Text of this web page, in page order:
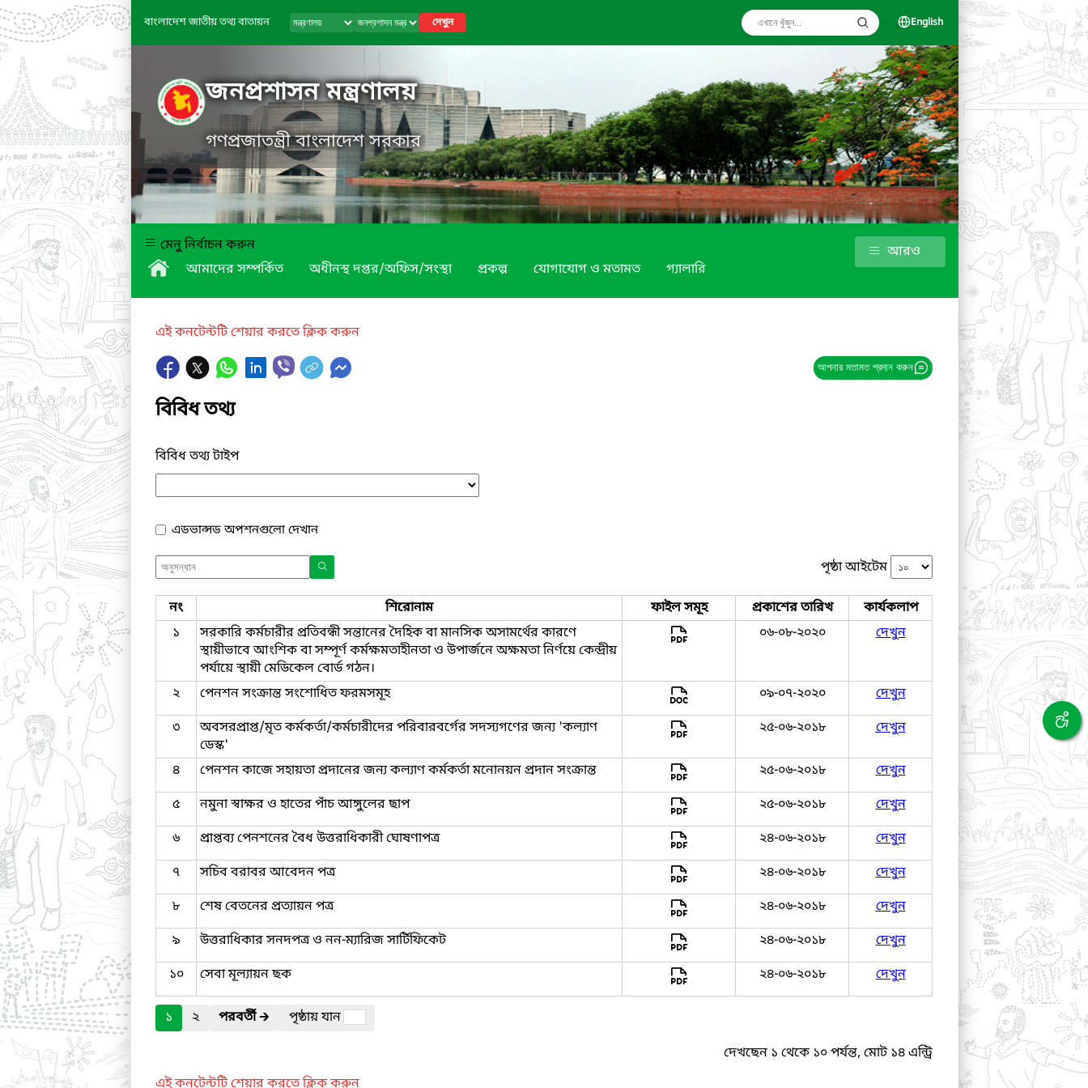
বাংলাদেশ জাতীয় তথ্য বাতায়ন দেখুন English
জনপ্রশাসন মন্ত্রণালয়
গণপ্রজাতন্ত্রী বাংলাদেশ সরকার
মেনু নির্বাচন করুন
আমাদের সম্পর্কিত
অধীনস্থ দপ্তর/অফিস/সংস্থা প্রকল্প যোগাযোগ ও মতামত গ্যালারি
আরও
এই কনটেন্টটি শেয়ার করতে ক্লিক করুন
আপনার মতামত প্রদান করুন
বিবিধ তথ্য
বিবিধ তথ্য টাইপ
এডভান্সড অপশনগুলো দেখান
পৃষ্ঠা আইটেম
নং শিরোনাম ফাইল সমূহ প্রকাশের তারিখ
কার্যকলাপ
১
সরকারি কর্মচারীর প্রতিবন্ধী সন্তানের দৈহিক বা মানসিক অসামর্থের কারণে
স্থায়ীভাবে আংশিক বা সম্পূর্ণ কর্মক্ষমতাহীনতা ও উপার্জনে অক্ষমতা নির্ণয়ে কেন্দ্রীয়
পর্যায়ে স্থায়ী মেডিকেল বোর্ড গঠন।
০৬-০৮-২০২০ দেখুন
২ পেনশন সংক্রান্ত সংশোধিত ফরমসমূহ ০৯-০৭-২০২০
দেখুন
৩
অবসরপ্রাপ্ত/মৃত কর্মকর্তা/কর্মচারীদের পরিবারবর্গের সদস্যগণের জন্য 'কল্যাণ
ডেস্ক'
২৫-০৬-২০১৮ দেখুন
৪ পেনশন কাজে সহায়তা প্রদানের জন্য কল্যাণ কর্মকর্তা মনোনয়ন প্রদান সংক্রান্ত ২৫-০৬-২০১৮
দেখুন
৫
নমুনা স্বাক্ষর ও হাতের পাঁচ আঙ্গুলের ছাপ ২৫-০৬-২০১৮
দেখুন
৬
প্রাপ্তব্য পেনশনের বৈধ উত্তরাধিকারী ঘোষণাপত্র ২৪-০৬-২০১৮
দেখুন
৭
সচিব বরাবর আবেদন পত্র ২৪-০৬-২০১৮
দেখুন
৮
শেষ বেতনের প্রত্যায়ন পত্র ২৪-০৬-২০১৮
দেখুন
৯
উত্তরাধিকার সনদপত্র ও নন-ম্যারিজ সার্টিফিকেট ২৪-০৬-২০১৮
দেখুন
১০
সেবা মূল্যায়ন ছক ২৪-০৬-২০১৮ দেখুন
১ ২ পরবর্তী🡲
পৃষ্ঠায় যান
দেখছেন ১ থেকে ১০ পর্যন্ত, মোট ১৪ এন্ট্রি
এই কনটেন্টটি শেয়ার করতে ক্লিক করুন